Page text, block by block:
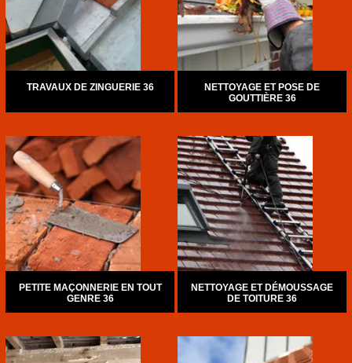
TRAVAUX DE ZINGUERIE 36
NETTOYAGE ET POSE DE
GOUTTIÈRE 36
PETITE MAÇONNERIE EN TOUT
GENRE 36
NETTOYAGE ET DÉMOUSSAGE
DE TOITURE 36